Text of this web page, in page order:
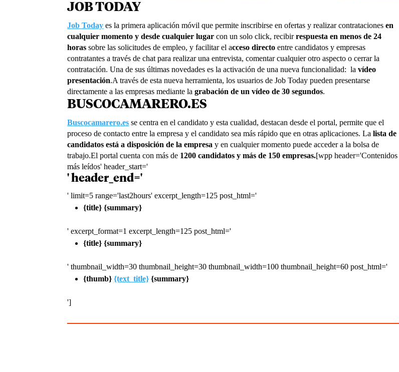
JOB TODAY
Job Today es la primera aplicación móvil que permite inscribirse en ofertas y realizar contratacionesen
cualquier momento y desde cualquier lugar con un solo click, recibirrespuesta en menos de 24
horas sobre las solicitudes de empleo, y facilitar el acceso directo entre candidatos y empresas
contratantes a través de chat para realizar una entrevista, comentar cualquier otro aspecto o cerrar la
contratación. Una de sus últimas novedades es la activación de una nueva funcionalidad: lavídeo
presentación.A través de esta nueva herramienta, los usuarios de Job Today pueden presentarse
directamente a las empresas mediante lagrabación de un vídeo de 30 segundos.
BUSCOCAMARERO.ES
Buscocamarero.es se centra en el candidato y esta cualidad, destacan desde el portal, permite que el
proceso de contacto entre la empresa y el candidato sea más rápido que en otras aplicaciones. Lalista de
candidatos está a disposición de la empresa y en cualquier momento puede acceder a la bolsa de
trabajo.El portal cuenta con más de 1200 candidatos y más de 150 empresas.[wpp header='Contenidos
más leídos' header_start='
' header_end='
' limit=5 range='last2hours' excerpt_length=125 post_html='
{title}{summary}
' excerpt_format=1 excerpt_length=125 post_html='
{title}{summary}
' thumbnail_width=30 thumbnail_height=30 thumbnail_width=100 thumbnail_height=60 post_html='
{thumb}{text_title} {summary}
']